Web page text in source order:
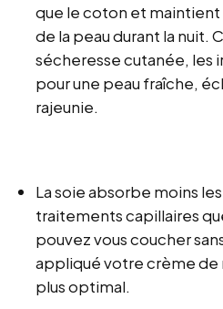
que le coton et
de la peau durant la nuit.
sécheresse cutanée, les
pour une peau fraîche,
rajeunie.
La soie absorbe moins
traitements capillaires
pouvez vous coucher
appliqué votre crème de
plus optimal.